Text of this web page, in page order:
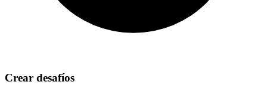
Crear desafíos